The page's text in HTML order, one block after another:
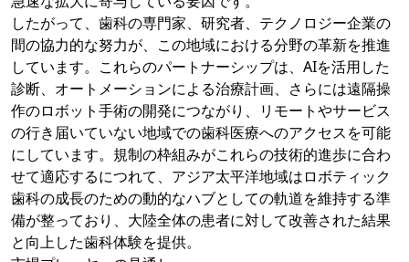
したがって、歯科の専門家、研究者、テクノロジー企業の
間の協力的な努力が、この地域における分野の革新を推進
しています。これらのパートナーシップは、AIを活用した
診断、オートメーションによる治療計画、さらには遠隔操
作のロボット手術の開発につながり、リモートやサービス
の行き届いていない地域での歯科医療へのアクセスを可能
にしています。規制の枠組みがこれらの技術的進歩に合わ
せて適応するにつれて、アジア太平洋地域はロボティック
歯科の成長のための動的なハブとしての軌道を維持する準
備が整っており、大陸全体の患者に対して改善された結果
と向上した歯科体験を提供。